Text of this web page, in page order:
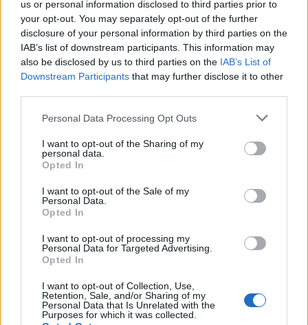
us or personal information disclosed to third parties prior to
your opt-out. You may separately opt-out of the further
disclosure of your personal information by third parties on the
IAB’s list of downstream participants. This information may
also be disclosed by us to third parties on the IAB’s List of
Downstream Participants that may further disclose it to other
Please note that this website/app uses one or more Google
not limited to your visit or usage behaviour. You may click to
grant or deny consent to Google and its third-party tags to
use your data for below specified purposes in below Google
consent section.
Personal Data Processing Opt Outs
I want to opt-out of the Sharing of my
personal data.
Opted In
I want to opt-out of the Sale of my
Personal Data.
Opted In
I want to opt-out of processing my
Personal Data for Targeted Advertising.
Opted In
I want to opt-out of Collection, Use,
Retention, Sale, and/or Sharing of my
Personal Data that Is Unrelated with the
Purposes for which it was collected.
Continua a leggere